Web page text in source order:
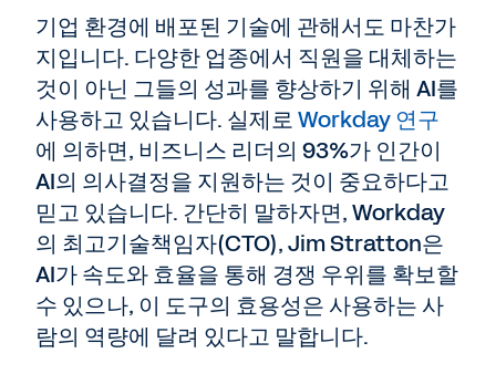
기업 환경에 배포된 기술에 관해서도 마찬가
지입니다. 다양한 업종에서 직원을 대체하는
것이 아닌 그들의 성과를 향상하기 위해 AI를
사용하고 있습니다. 실제로Workday 연구
에 의하면, 비즈니스 리더의 93%가 인간이
AI의 의사결정을 지원하는 것이 중요하다고
믿고 있습니다. 간단히 말하자면, Workday
의 최고기술책임자(CTO), Jim Stratton은
AI가 속도와 효율을 통해 경쟁 우위를 확보할
수 있으나, 이 도구의 효용성은 사용하는 사
람의 역량에 달려 있다고 말합니다.